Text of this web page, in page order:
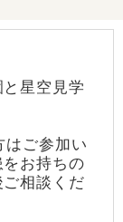
星空見学
はご参加い
お持ちの
相談くだ